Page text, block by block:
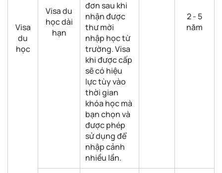
Visa
du
học
Visa du
học dài
hạn
đơn sau khi
nhận được
thư mời
nhập học từ
trường. Visa
khi được cấp
sẽ có hiệu
lực tùy vào
thời gian
khóa học mà
bạn chọn và
được phép
sử dụng để
nhập cảnh
nhiều lần.
2 - 5
năm